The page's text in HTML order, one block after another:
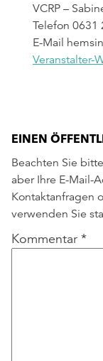
VCRP –
Telefon 0631
E-Mail
Veranstalter-
EINEN
Beachten Sie
aber Ihre E-Mail-
Kontaktanfragen
verwenden Sie
Kommentar *